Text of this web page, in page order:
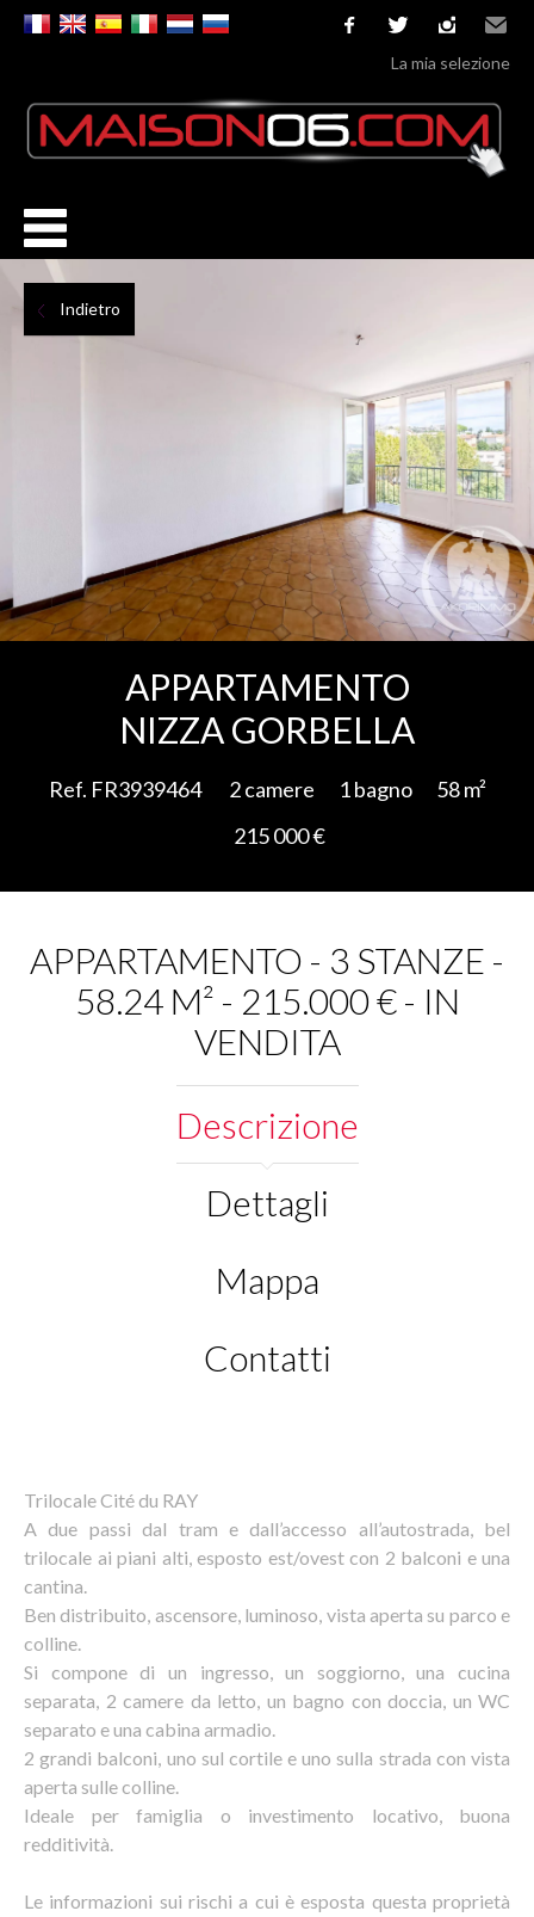
facebooktwitterinstagram
Email
La mia selezione
Indietro
APPARTAMENTO
NIZZA GORBELLA
Ref. FR3939464 2 camere 1 bagno
58 m²
215 000 €
APPARTAMENTO - 3 STANZE -
58.24 M² - 215.000 € - IN
VENDITA
Descrizione
Dettagli
Mappa
Contatti
Trilocale Cité du RAY
A due passi dal tram e dall’accesso all’autostrada, bel
trilocale ai piani alti, esposto est/ovest con 2 balconi e una
cantina.
Ben distribuito, ascensore, luminoso, vista aperta su parco e
colline.
Si compone di un ingresso, un soggiorno, una cucina
separata, 2 camere da letto, un bagno con doccia, un WC
separato e una cabina armadio.
2 grandi balconi, uno sul cortile e uno sulla strada con vista
aperta sulle colline.
Ideale per famiglia o investimento locativo, buona
redditività.
Le informazioni sui rischi a cui è esposta questa proprietà